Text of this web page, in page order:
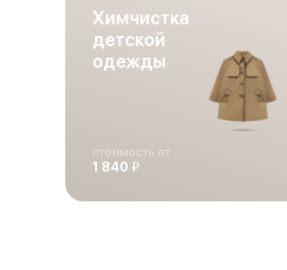
Химчистка
детской
одежды
стоимость от
1 840 й